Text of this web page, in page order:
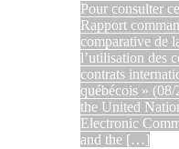
Pour consulter
Rapport
comparative de
l’utilisation des
contrats
québécois »
the United
Electronic
and the […]